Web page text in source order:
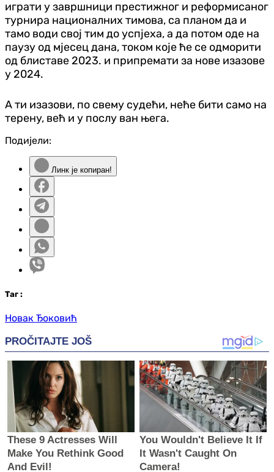
играти у завршници престижног и реформисаног
турнира националних тимова, са планом да и
тамо води свој тим до успјеха, а да потом оде на
паузу од мјесец дана, током које ће се одморити
од блиставе 2023. и припремати за нове изазове
у 2024.
А ти изазови, по свему судећи, неће бити само на
терену, већ и у послу ван њега.
Подијели:
Линк је копиран!
Таг :
Новак Ђоковић